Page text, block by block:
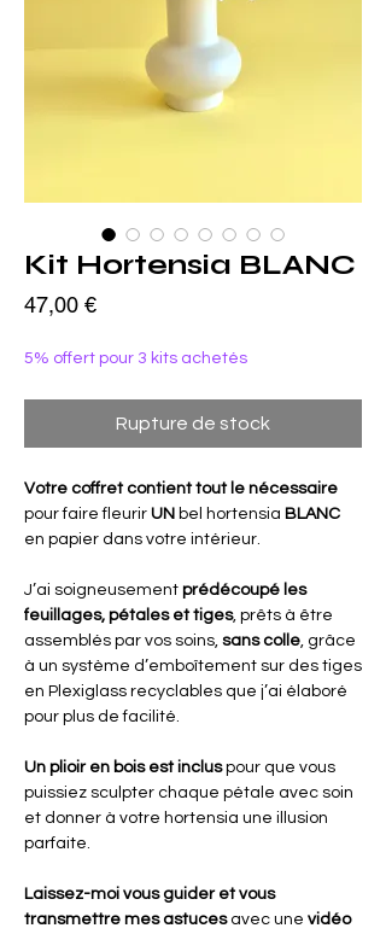
Kit Hortensia BLANC
47,00 €Prix
5% offert pour 3 kits achetés
Rupture de stock
Votre coffret contient tout le nécessaire
pour faire fleurir UN bel hortensia BLANC
en papier dans votre intérieur.
J’ai soigneusement prédécoupé les
feuillages, pétales et tiges, prêts à être
assemblés par vos soins, sans colle , grâce
à un système d’emboîtement sur des tiges
en Plexiglass recyclables que j’ai élaboré
pour plus de facilité.
Un plioir en bois est incluspour que vous
puissiez sculpter chaque pétale avec soin
et donner à votre hortensia une illusion
parfaite.
Laissez-moi vous guider et vous
transmettre mes astucesavec une vidéo